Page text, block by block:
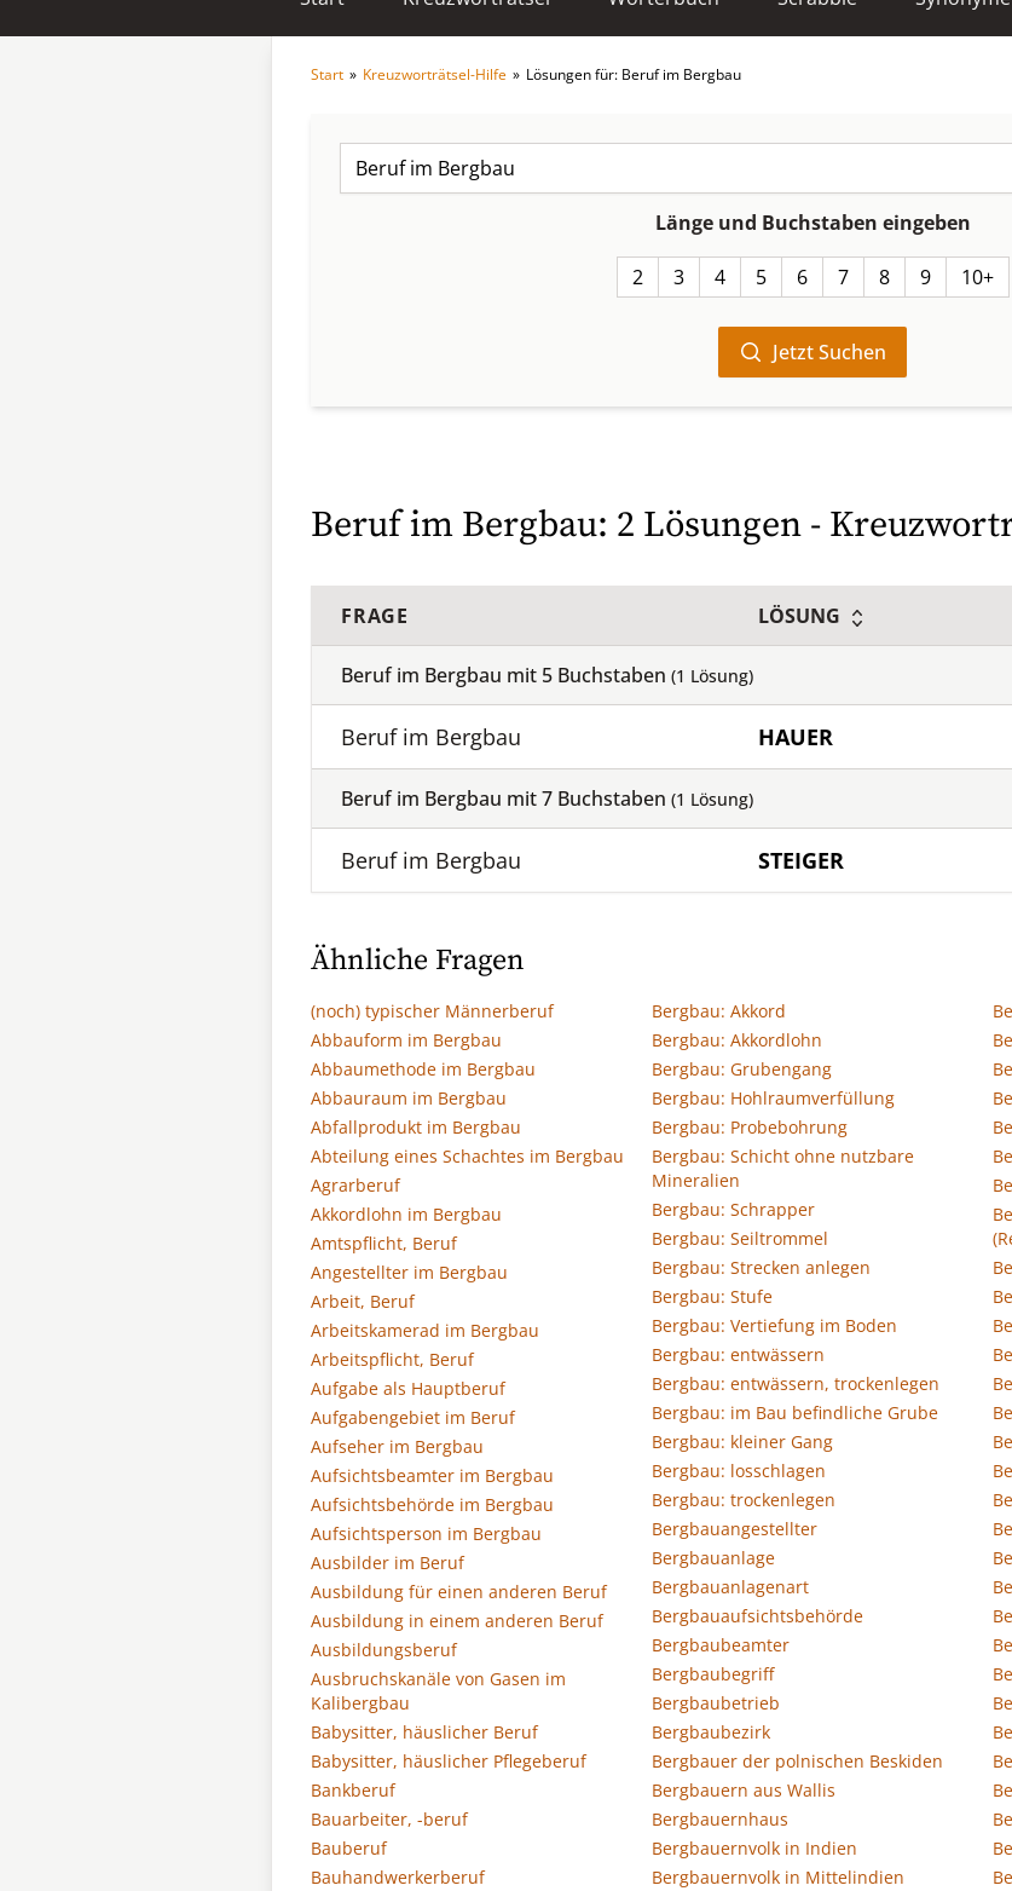
Start » Kreuzworträtsel-Hilfe » Lösungen für: Beruf im Bergbau
Länge und Buchstaben eingeben
2 3 4 5 6 7 8 9 10+
Jetzt Suchen
Beruf im Bergbau: 2 Lösungen -
FRAGE LÖSUNG
Beruf im Bergbau mit 5 Buchstaben (1 Lösung)
Beruf im Bergbau HAUER
Beruf im Bergbau mit7 Buchstaben (1 Lösung)
Beruf im Bergbau STEIGER
Ähnliche Fragen
(noch) typischer Männerberuf
Abbauform im Bergbau
Abbaumethode im Bergbau
Abbauraum im Bergbau
Abfallprodukt im Bergbau
Abteilung eines Schachtes im Bergbau
Agrarberuf
Akkordlohn im Bergbau
Amtspflicht, Beruf
Angestellter im Bergbau
Arbeit, Beruf
Arbeitskamerad im Bergbau
Arbeitspflicht, Beruf
Aufgabe als Hauptberuf
Aufgabengebiet im Beruf
Aufseher im Bergbau
Aufsichtsbeamter im Bergbau
Aufsichtsbehörde im Bergbau
Aufsichtsperson im Bergbau
Ausbilder im Beruf
Ausbildung für einen anderen Beruf
Ausbildung in einem anderen Beruf
Ausbildungsberuf
Ausbruchskanäle von Gasen im
Kalibergbau
Babysitter, häuslicher Beruf
Babysitter, häuslicher Pflegeberuf
Bankberuf
Bauarbeiter, -beruf
Bauberuf
Bauhandwerkerberuf
Bergbau: Akkord
Bergbau: Akkordlohn
Bergbau: Grubengang
Bergbau: Hohlraumverfüllung
Bergbau: Probebohrung
Bergbau: Schicht ohne nutzbare
Mineralien
Bergbau: Schrapper
Bergbau: Seiltrommel
Bergbau: Strecken anlegen
Bergbau: Stufe
Bergbau: Vertiefung im Boden
Bergbau: entwässern
Bergbau: entwässern, trockenlegen
Bergbau: im Bau befindliche Grube
Bergbau: kleiner Gang
Bergbau: losschlagen
Bergbau: trockenlegen
Bergbauangestellter
Bergbauanlage
Bergbauanlagenart
Bergbauaufsichtsbehörde
Bergbaubeamter
Bergbaubegriff
Bergbaubetrieb
Bergbaubezirk
Bergbauer der polnischen Beskiden
Bergbauern aus Wallis
Bergbauernhaus
Bergbauernvolk in Indien
Bergbauernvolk in Mittelindien